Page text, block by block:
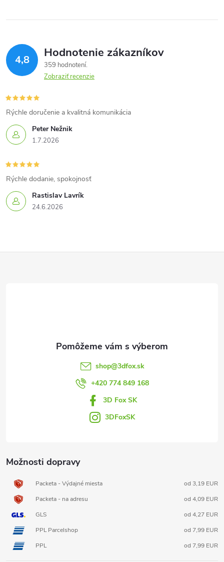
4,8 Hodnotenie zákazníkov
359 hodnotení
Zobraziť recenzie
Peter Nežnik
1.7.2026
Rýchle doručenie a kvalitná komunikácia
Rastislav Lavrík
24.6.2026
Rýchle dodanie, spokojnosť
Možnosti dopravy
Packeta - Výdajné miesta
od 3,19 EUR
Packeta - na adresu
od 4,09 EUR
GLS
od 4,27 EUR
PPL Parcelshop
od 7,99 EUR
PPL
od 7,99 EUR
shop@3dfox.sk
+420 774 849 168
3D Fox SK
3DFoxSK